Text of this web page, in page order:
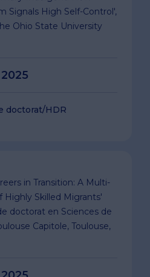
Signals High Self-Control',
Ohio State University
2025
doctorat/HDR
in Transition: A Multi-
Highly Skilled Migrants'
doctorat en Sciences de
Capitole, Toulouse,